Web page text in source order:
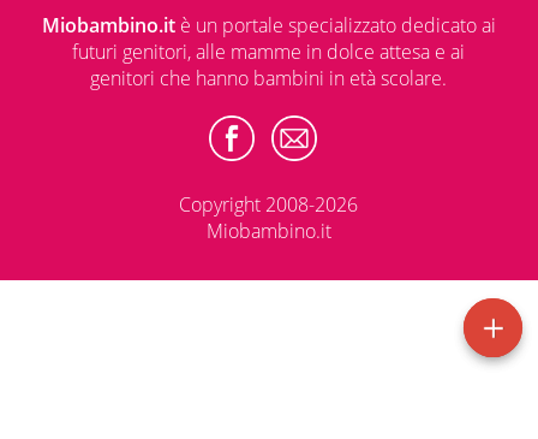
Miobambino.itè un portale specializzato dedicato ai
futuri genitori, alle mamme in dolce attesa e ai
genitori che hanno bambini in età scolare.
Copyright 2008-2026
Miobambino.it